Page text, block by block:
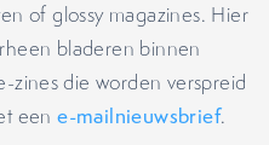
of glossy magazines. Hier
bladeren binnen
zines die worden verspreid
eene-mailnieuwsbrief.